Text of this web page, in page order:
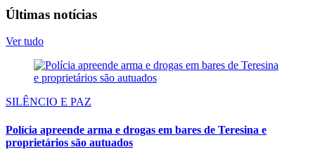
Últimas notícias
Ver tudo
SILÊNCIO E PAZ
Polícia apreende arma e drogas em bares de Teresina e
proprietários são autuados